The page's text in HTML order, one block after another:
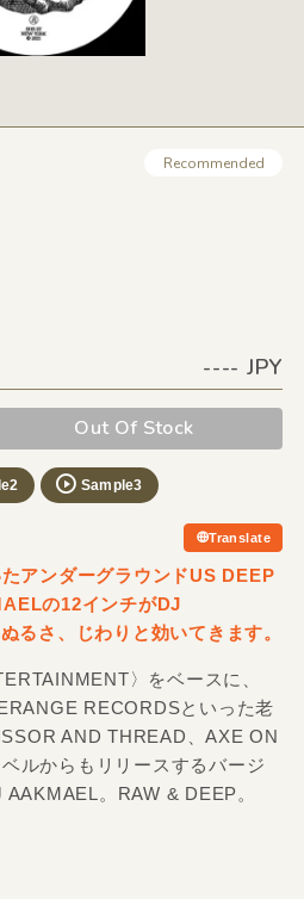
Recommended
---- JPY
Out Of Stock
Sample3
Translate
アンダーグラウンドUS DEEP
の12インチがDJ
るさ、じわりと効いてきます。
〉をベースに、
RECORDSといった老
AND THREAD、AXE ON
ルからもリリースするバージ
。RAW & DEEP。